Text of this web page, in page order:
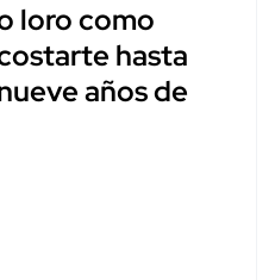
loro como
hasta
años de